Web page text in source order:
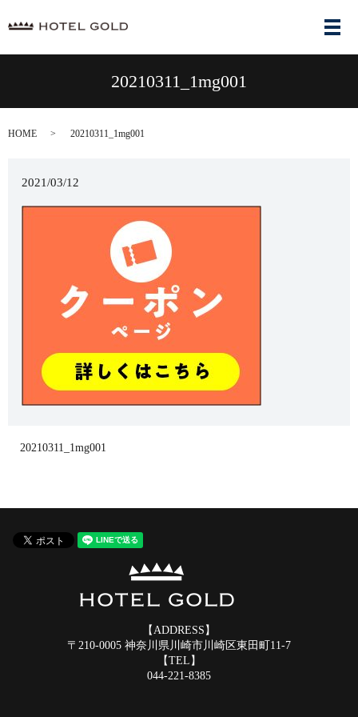
メ
20210311_1mg001
HOME 20210311_1mg001
2021/03/12
20210311_1mg001
【ADDRESS】
〒210-0005 神奈川県川崎市川崎区東田町11-7
【TEL】
044-221-8385